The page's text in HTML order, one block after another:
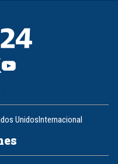
UnidosInternacional